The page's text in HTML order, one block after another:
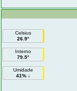
Celsius
26.9°
Interno
79.5°
Umidade
41% ↓